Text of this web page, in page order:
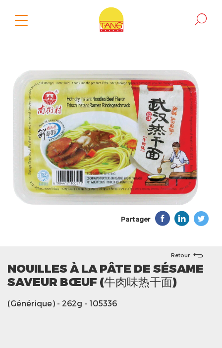
Partager
Retour
NOUILLES À LA PÂTE DE SÉSAME
SAVEUR BŒUF (牛肉味热干面)
(Générique) - 262g - 105336